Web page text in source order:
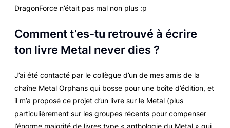
DragonForce n’était pas mal non plus :p
Comment t’es-tu retrouvé à écrire
ton livre Metal never dies ?
J’ai été contacté par le collègue d’un de mes amis de la
chaîne Metal Orphans qui bosse pour une boîte d’édition, et
il m’a proposé ce projet d’un livre sur le Metal (plus
particulièrement sur les groupes récents pour compenser